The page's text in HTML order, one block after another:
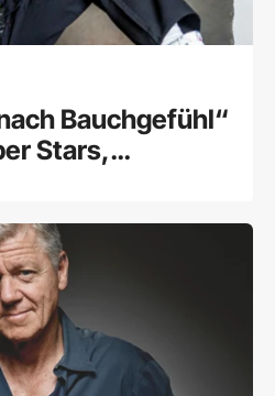
Bauchgefühl“
Stars,